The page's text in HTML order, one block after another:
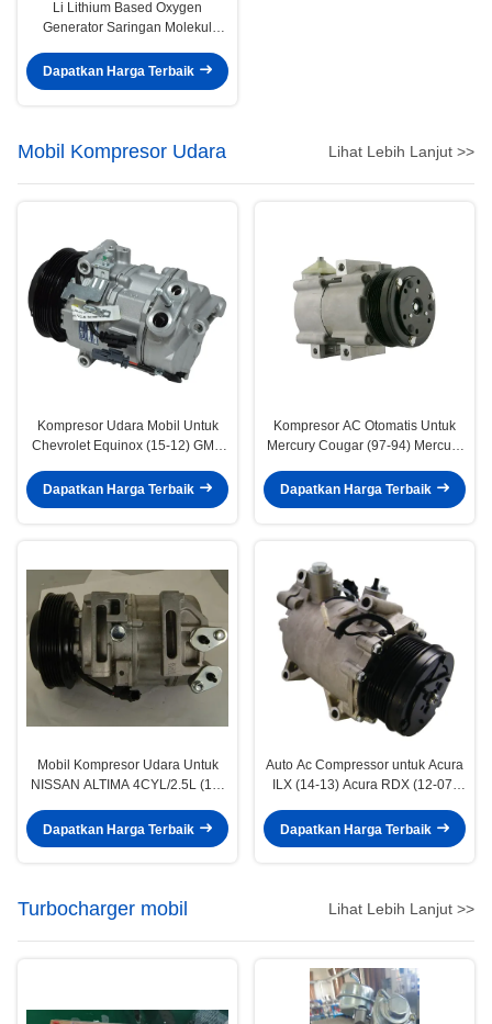
Li Lithium Based Oxygen
Generator Saringan Molekul
Medis
Dapatkan Harga Terbaik
Mobil Kompresor Udara Lihat Lebih Lanjut >>
Kompresor Udara Mobil Untuk
Chevrolet Equinox (15-12) GMC
Dapatkan Harga Terbaik
Kompresor AC Otomatis Untuk
Mercury Cougar (97-94) Mercury
19703-AA 4L3Z19703AC
4L3Z19703AA
Dapatkan Harga Terbaik
Mobil Kompresor Udara Untuk
NISSAN ALTIMA 4CYL/2.5L (12-
92600ZE90B 92600JA00A
92600ET81A
Dapatkan Harga Terbaik
Auto Ac Compressor untuk Acura
ILX (14-13) Acura RDX (12-07)
(14-07) 38810RWCA01
38810RZYA01
Dapatkan Harga Terbaik
Turbocharger mobil Lihat Lebih Lanjut >>